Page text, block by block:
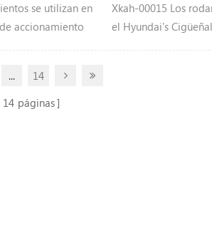
se utilizan en
accionamiento
repuestos
7A, R140LC9,
R160LC9A,
Xkah-00015 Los
el Hyundai's
...
14
14 páginas